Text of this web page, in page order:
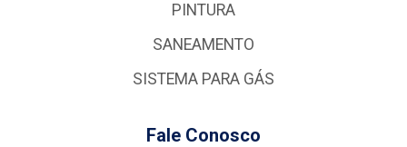
PINTURA
SANEAMENTO
SISTEMA PARA GÁS
Fale Conosco